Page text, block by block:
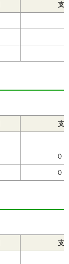
支
支
０
０
支